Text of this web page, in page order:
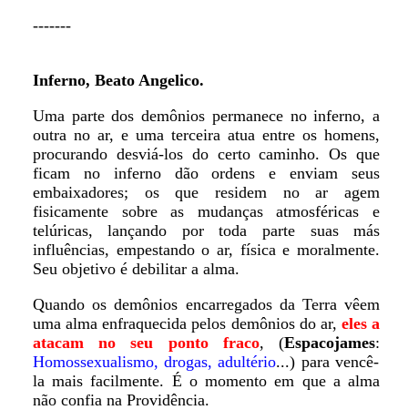
-------
Inferno, Beato Angelico.
Uma parte dos demônios permanece no inferno, a
outra no ar, e uma terceira atua entre os homens,
procurando desviá-los do certo caminho. Os que
ficam no inferno dão ordens e enviam seus
embaixadores; os que residem no ar agem
fisicamente sobre as mudanças atmosféricas e
telúricas, lançando por toda parte suas más
influências, empestando o ar, física e moralmente.
Seu objetivo é debilitar a alma.
Quando os demônios encarregados da Terra vêem
uma alma enfraquecida pelos demônios do ar, eles a
atacam no seu ponto fraco, (Espacojames:
Homossexualismo, drogas, adultério...) para vencê-
la mais facilmente. É o momento em que a alma
não confia na Providência.